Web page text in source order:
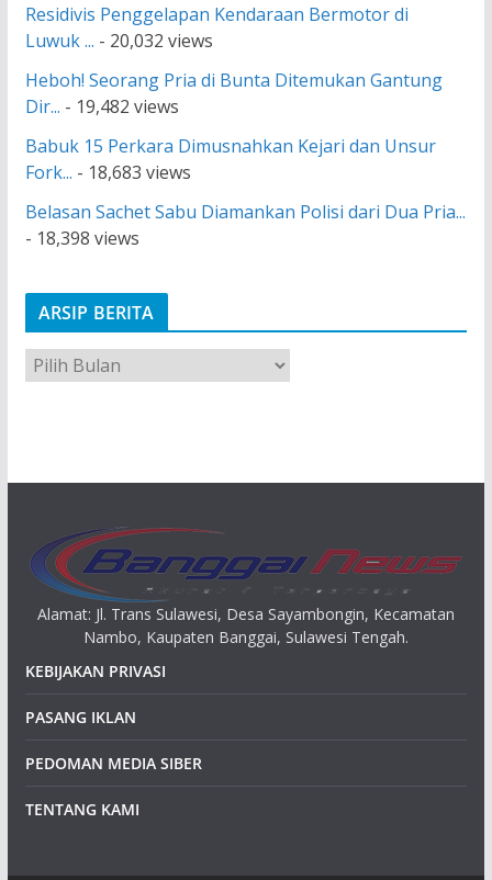
Residivis Penggelapan Kendaraan Bermotor di
Luwuk ... - 20,032 views
Heboh! Seorang Pria di Bunta Ditemukan Gantung
Dir... - 19,482 views
Babuk 15 Perkara Dimusnahkan Kejari dan Unsur
Fork... - 18,683 views
Belasan Sachet Sabu Diamankan Polisi dari Dua Pria...
- 18,398 views
ARSIP BERITA
A
r
Alamat: Jl. Trans Sulawesi, Desa Sayambongin, Kecamatan
Nambo, Kaupaten Banggai, Sulawesi Tengah.
KEBIJAKAN PRIVASI
PASANG IKLAN
PEDOMAN MEDIA SIBER
TENTANG KAMI